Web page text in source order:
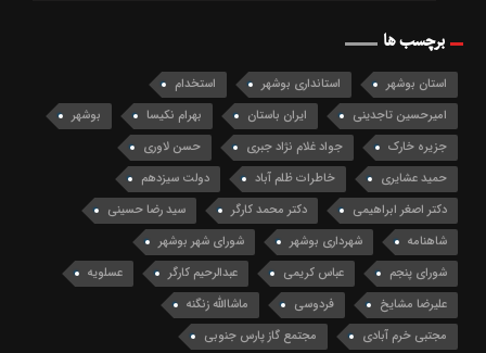
برچسب ها
استان بوشهر استانداری بوشهر
استخدام
امیرحسین تاجدینی
ایران باستان بهرام نکیسا
بوشهر
جزیره خارک
جواد غلام نژاد جبری
حسن لاوری
حمید عشایری
خاطرات ظلم آباد
دولت سیزدهم
دکتر اصغر ابراهیمی
دکتر محمد کارگر
سید رضا حسینی
شاهنامه
شهرداری بوشهر
شورای شهر بوشهر
شورای پنجم
عباس کریمی عبدالرحیم کارگر
عسلویه
علیرضا مشایخ
فردوسی
ماشاالله زنگنه
مجتبی خرم آبادی
مجتمع گاز پارس جنوبی